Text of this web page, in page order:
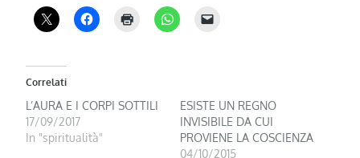
Correlati
L’AURA E I CORPI SOTTILI
17/09/2017
In "spiritualità"
ESISTE UN REGNO
INVISIBILE DA CUI
PROVIENE LA COSCIENZA
04/10/2015